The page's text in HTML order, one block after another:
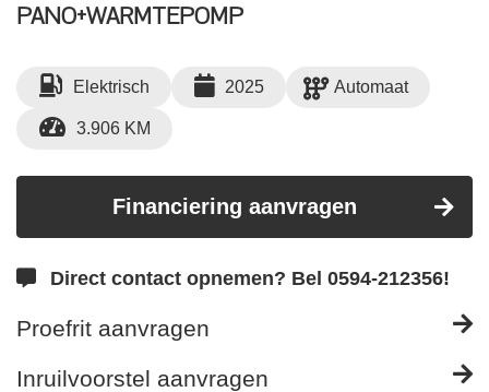
PANO+WARMTEPOMP
Elektrisch 2025 Automaat
3.906 KM
Financiering aanvragen
Direct contact opnemen? Bel 0594-212356!
Proefrit aanvragen
Inruilvoorstel aanvragen